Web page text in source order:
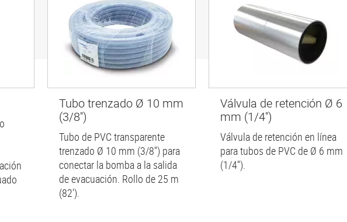
Tubo trenzado Ø 10 mm
(3/8'')
Tubo de PVC transparente
trenzado Ø 10 mm (3/8'') para
conectar la bomba a la salida
de evacuación. Rollo de 25 m
(82').
Válvula de retención Ø 6
mm (1/4'')
Válvula de retención en línea
para tubos de PVC de Ø 6 mm
(1/4'').